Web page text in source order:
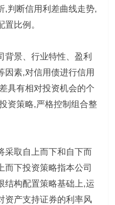
,判断信用利差曲线走势,
比例。
背景、行业特性、盈利
因素,对信用债进行信用
具有相对投资机会的个
资策略,严格控制组合整
采取自上而下和自下而
而下投资策略指本公司
结构配置策略基础上,运
资产支持证券的利率风